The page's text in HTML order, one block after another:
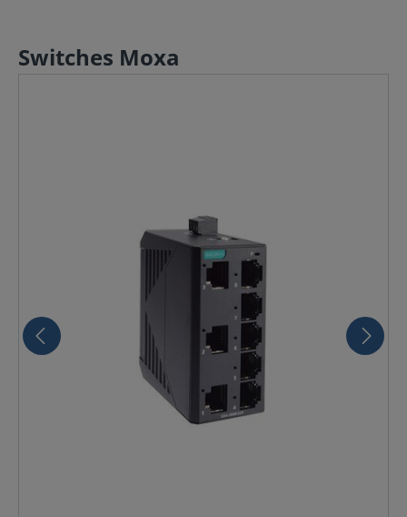
Switches Moxa